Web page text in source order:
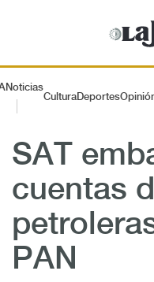
Noticias
CulturaDeportes
SAT
cuentas
PAN